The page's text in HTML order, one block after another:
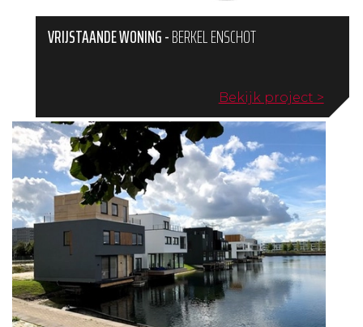
VRIJSTAANDE WONING-BERKEL ENSCHOT
Bekijk project >